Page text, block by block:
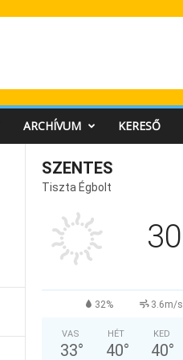
ARCHÍVUM KERESŐ
SZENTES
Tiszta Égbolt
30
32% 3.6m/s
VAS
33°
HÉT
40°
KED
40°